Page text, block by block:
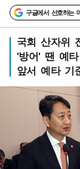
구글에서 선호하는
국회 산자위
'방어' 땐 예
앞서 예타 기